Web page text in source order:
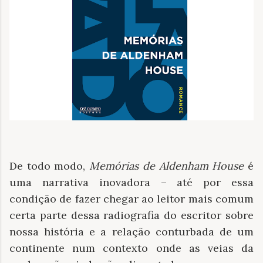
De todo modo, Memórias de Aldenham House é
uma narrativa inovadora – até por essa
condição de fazer chegar ao leitor mais comum
certa parte dessa radiografia do escritor sobre
nossa história e a relação conturbada de um
continente num contexto onde as veias da